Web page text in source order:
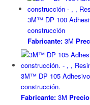
3M™ DP 100
construcción
Fabricante:3M
3M™ DP 105
construcción.
Fabricante:3M